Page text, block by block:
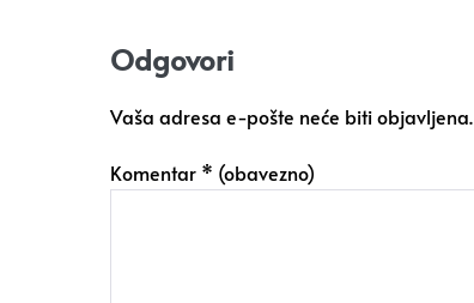
Odgovori
Vaša adresa e-pošte neće biti objavljena.
Komentar * (obavezno)